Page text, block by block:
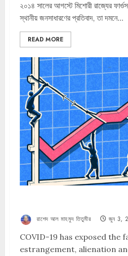
২০১৪ সালের আগস্টে মিশোরী রাজ্যের
স্থানীয় জনসাধারণের প্রতিবাদ, তা দমনে...
READ MORE
রাশেদ আল মাহমুদ তিতুমীর জুন 3,
COVID-19 has exposed the
estrangement, alienation